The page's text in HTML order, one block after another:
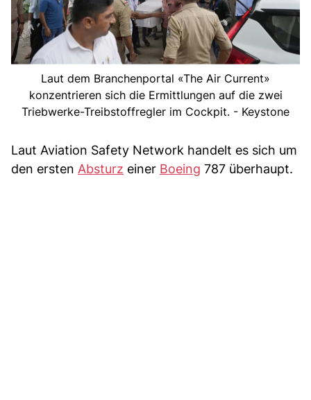
Laut dem Branchenportal «The Air Current»
konzentrieren sich die Ermittlungen auf die zwei
Triebwerke-Treibstoffregler im Cockpit. - Keystone
Laut Aviation Safety Network handelt es sich um
den ersten Absturz einer Boeing 787 überhaupt.